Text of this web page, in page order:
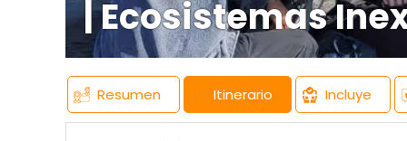
| Ecosistemas
Resumen Itinerario Incluye